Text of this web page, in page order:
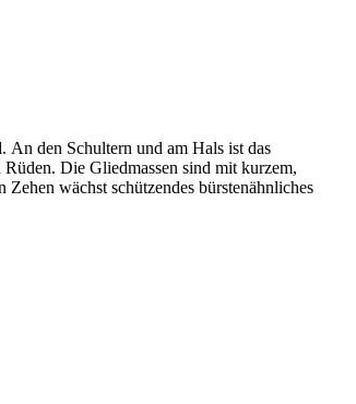
den Schultern und am Hals ist das
Die Gliedmassen sind mit kurzem,
wächst schützendes bürstenähnliches